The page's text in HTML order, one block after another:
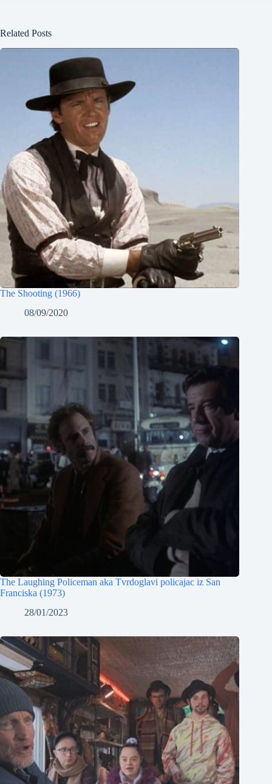
Related Posts
The Shooting (1966)
08/09/2020
The Laughing Policeman aka Tvrdoglavi policajac iz San
Franciska (1973)
28/01/2023